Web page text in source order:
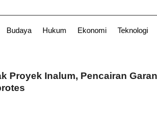
Budaya Hukum Ekonomi Teknologi
TNI
Proyek Inalum, Pencairan